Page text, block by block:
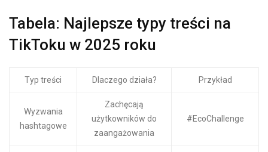
Tabela: Najlepsze typy treści na
TikToku w 2025 roku
Typ treści Dlaczego działa? Przykład
Wyzwania
hashtagowe
Zachęcają
użytkowników do
zaangażowania
#EcoChallenge